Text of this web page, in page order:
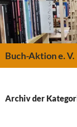
Buch-Aktion e. V.
Archiv der